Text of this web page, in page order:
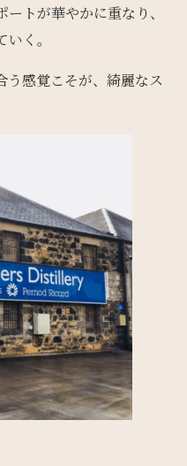
トが華やかに重なり、
く。
う感覚こそが、綺麗なス